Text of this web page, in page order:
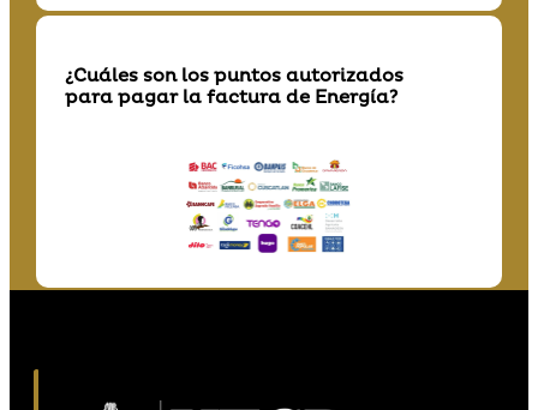
¿Cuáles son los puntos autorizados
para pagar la factura de Energía?